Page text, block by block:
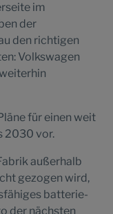
im
der
den richtigen
Volkswagen
für einen weit
2030 vor.
außerhalb
gezogen wird,
batterie-
der nächsten